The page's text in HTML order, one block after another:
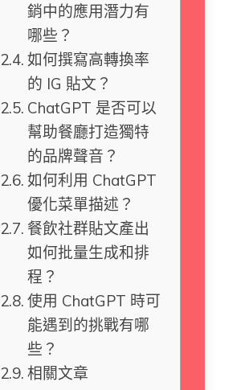
銷中的應用潛力有
哪些？
如何撰寫高轉換率
的 IG 貼文？
ChatGPT 是否可以
幫助餐廳打造獨特
的品牌聲音？
如何利用 ChatGPT
優化菜單描述？
餐飲社群貼文產出
如何批量生成和排
程？
使用 ChatGPT 時可
能遇到的挑戰有哪
些？
相關文章